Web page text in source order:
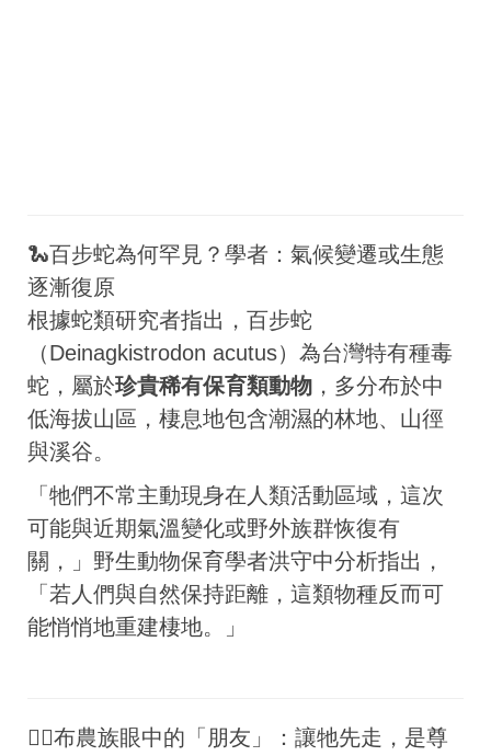
🐍百步蛇為何罕見？學者：氣候變遷或生態
逐漸復原
根據蛇類研究者指出，百步蛇
（Deinagkistrodon acutus）為台灣特有種毒
蛇，屬於珍貴稀有保育類動物 ，多分布於中
低海拔山區，棲息地包含潮濕的林地、山徑
與溪谷。
「牠們不常主動現身在人類活動區域，這次
可能與近期氣溫變化或野外族群恢復有
關，」野生動物保育學者洪守中分析指出，
「若人們與自然保持距離，這類物種反而可
能悄悄地重建棲地。」
🧙‍♂️布農族眼中的「朋友」：讓牠先走，是尊